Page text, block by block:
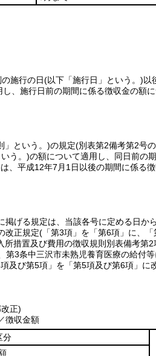
施行の日(以下「施行日」という。)以
、施行日前の期間に係る徴収金の額
」という。)の規定(別表第2備考第2号
う。)の額について適用し、同日前の
は、平成12年7月1日以後の期間に係る
掲げる規定は、当該各号に定める日か
改正規定(「第3項」を「第6項」に、
所措置及び費用の徴収規則別表備考第
、第3条中三沢市未熟児養育医療の給付
及び第5項」を「第5項及び第6項」に
正)
徴収金額
分